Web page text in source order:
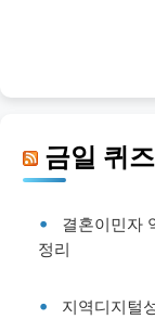
금일 퀴
결혼이민자
정리
지역디지털